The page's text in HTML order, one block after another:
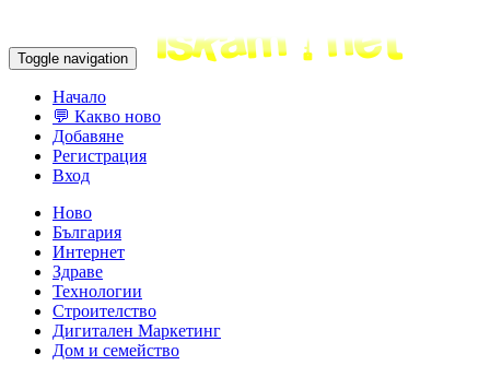
Toggle navigation
Начало
💬 Какво ново
Добавяне
Регистрация
Вход
Ново
България
Интернет
Здраве
Технологии
Строителство
Дигитален Маркетинг
Дом и семейство